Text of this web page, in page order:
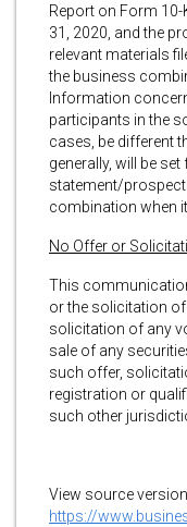
Report on Form
31, 2020, and the
relevant materials
the business
Information
participants in the
cases, be different
generally, will be
statement/
combination when
No Offer or
This
or the solicitation
solicitation of any
sale of any
such offer,
registration or
such other
View source
https://